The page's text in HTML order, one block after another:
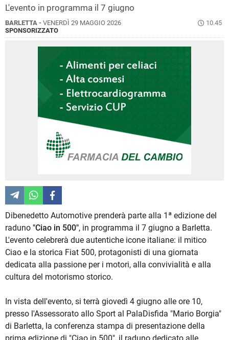
L'evento in programma il 7 giugno
BARLETTA - VENERDÌ 29 MAGGIO 2026
10.45
SPONSORIZZATO
Dibenedetto Automotive prenderà parte alla 1ª edizione del
raduno "Ciao in 500", in programma il 7 giugno a Barletta.
L'evento celebrerà due autentiche icone italiane: il mitico
Ciao e la storica Fiat 500, protagonisti di una giornata
dedicata alla passione per i motori, alla convivialità e alla
cultura del motorismo storico.
In vista dell'evento, si terrà giovedì 4 giugno alle ore 10,
presso l'Assessorato allo Sport al PalaDisfida "Mario Borgia"
di Barletta, la conferenza stampa di presentazione della